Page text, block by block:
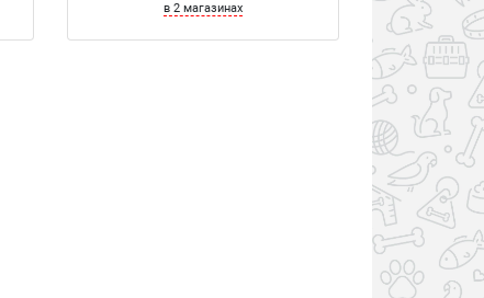
в 2 магазинах